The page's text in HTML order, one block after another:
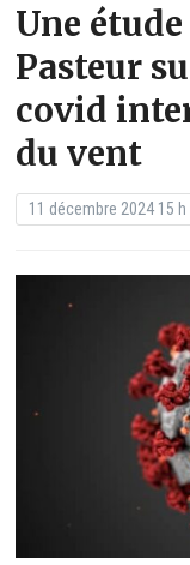
Une
Pasteur
covid
du vent
11 décembre 2024 15 h